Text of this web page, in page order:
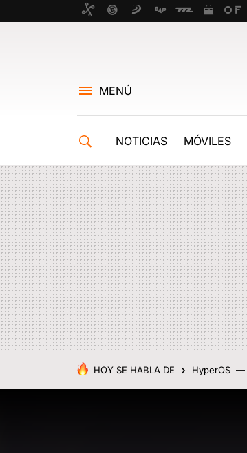
MENÚ
NOTICIAS MÓVILES
HOY SE HABLA DE HyperOS